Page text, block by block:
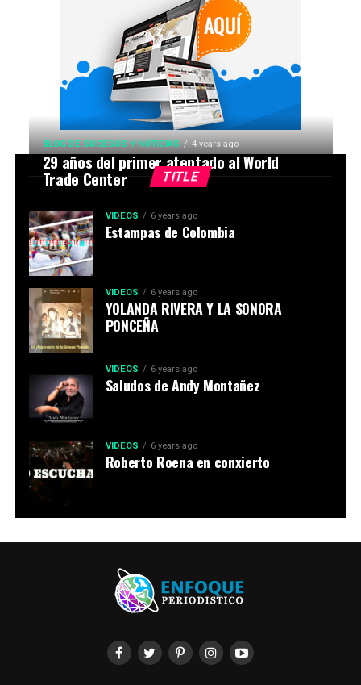
TITLE
BLOG DE SUCESOS Y NOTICIAS 4 years ago
29 años del primer atentado al World
Trade Center
VIDEOS 6 years ago
Estampas de Colombia
VIDEOS 6 years ago
YOLANDA RIVERA Y LA SONORA
PONCEÑA
VIDEOS 6 years ago
Saludos de Andy Montañez
VIDEOS 6 years ago
Roberto Roena en conxierto